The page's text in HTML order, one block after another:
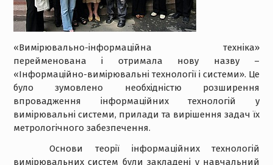
«Вимірювально-інформаційна техніка»
перейменована і отримала нову назву –
«Інформаційно-вимірювальні технології і системи». Це
було зумовлено необхідністю розширення
впровадження інформаційних технологій у
вимірювальні системи, прилади та вирішення задач їх
метрологічного забезпечення.
Основи теорії інформаційних технологій
вимірювальних систем були закладені у навчальний